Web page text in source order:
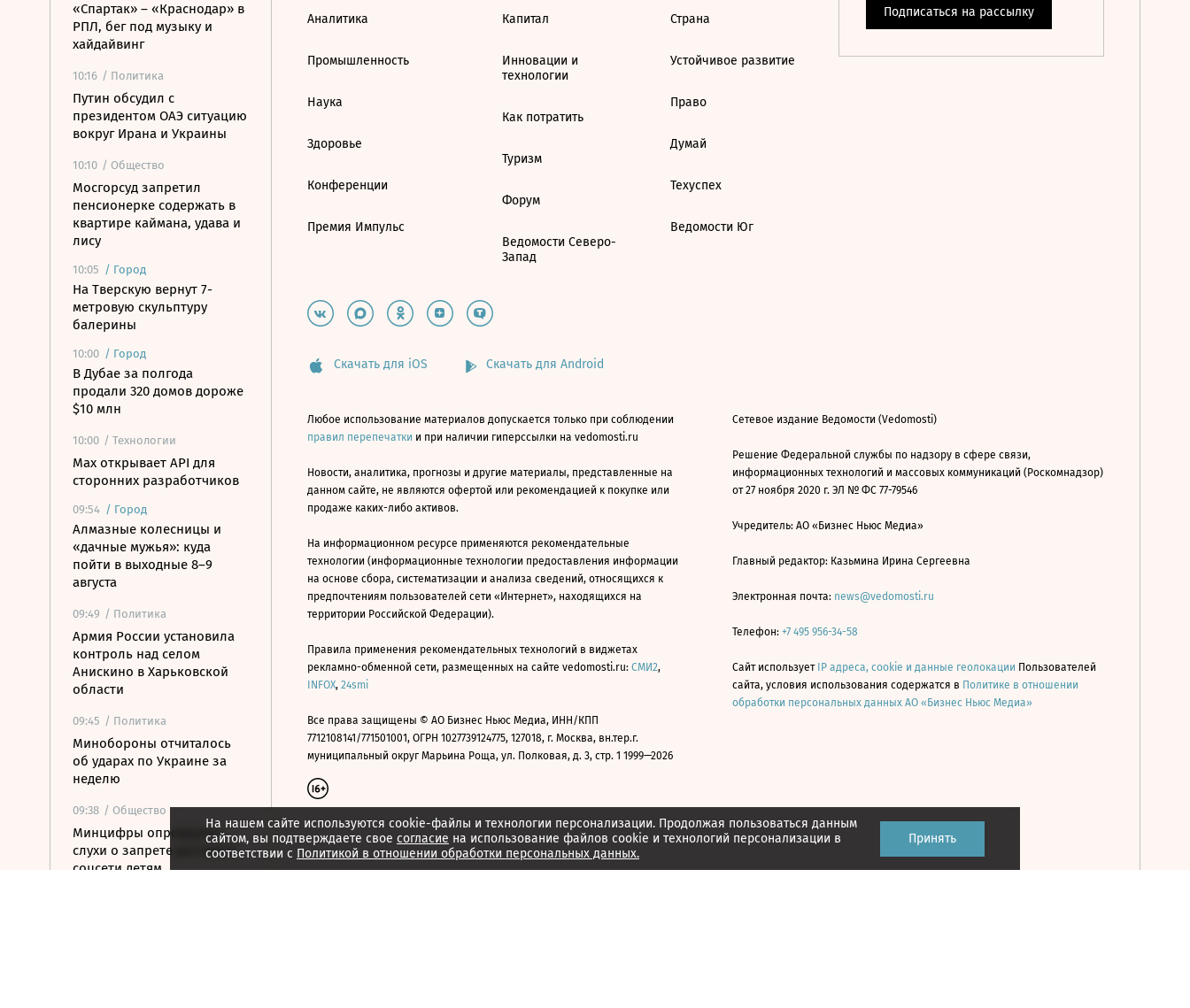
«Спартак» – «Краснодар» в
РПЛ, бег под музыку и
хайдайвинг
10:16 / Политика
Путин обсудил с
президентом ОАЭ ситуацию
вокруг Ирана и Украины
10:10 / Общество
Мосгорсуд запретил
пенсионерке содержать в
квартире каймана, удава и
лису
10:05 / Город
На Тверскую вернут 7-
метровую скульптуру
балерины
10:00 / Город
В Дубае за полгода
продали 320 домов дороже
$10 млн
10:00 / Технологии
Mах открывает API для
сторонних разработчиков
09:54 / Город
Алмазные колесницы и
«дачные мужья»: куда
пойти в выходные 8–9
августа
09:49 / Политика
Армия России установила
контроль над селом
Анискино в Харьковской
области
09:45 / Политика
Минобороны отчиталось
об ударах по Украине за
неделю
09:38 / Общество
Минцифры опровергло
слухи о запрете доступа в
соцсети детям
На нашем сайте используются cookie-файлы и технологии персонализации. Продолжая пользоваться данным
сайтом, вы подтверждаете свое согласие на использование файлов cookie и технологий персонализации в
соответствии с Политикой в отношении обработки персональных данных.
Принять
Аналитика
Промышленность
Наука
Здоровье
Конференции
Премия Импульс
Капитал
Инновации и
технологии
Как потратить
Туризм
Форум
Ведомости Северо-
Запад
Страна
Устойчивое развитие
Право
Думай
Техуспех
Ведомости Юг
Скачать для iOS Скачать для Android
Любое использование материалов допускается только при соблюдении
правил перепечатки и при наличии гиперссылки на vedomosti.ru
Новости, аналитика, прогнозы и другие материалы, представленные на
данном сайте, не являются офертой или рекомендацией к покупке или
продаже каких-либо активов.
На информационном ресурсе применяются рекомендательные
технологии (информационные технологии предоставления информации
на основе сбора, систематизации и анализа сведений, относящихся к
предпочтениям пользователей сети «Интернет», находящихся на
территории Российской Федерации).
Правила применения рекомендательных технологий в виджетах
рекламно-обменной сети, размещенных на сайте vedomosti.ru: СМИ2,
INFOX, 24smi
Все права защищены © АО Бизнес Ньюс Медиа, ИНН/КПП
7712108141/771501001, ОГРН 1027739124775, 127018, г. Москва, вн.тер.г.
муниципальный округ Марьина Роща, ул. Полковая, д. 3, стр. 1 1999—2026
Сетевое издание Ведомости (Vedomosti)
Решение Федеральной службы по надзору в сфере связи,
информационных технологий и массовых коммуникаций (Роскомнадзор)
от 27 ноября 2020 г. ЭЛ № ФС 77-79546
Учредитель: АО «Бизнес Ньюс Медиа»
Главный редактор: Казьмина Ирина Сергеевна
Электронная почта: news@vedomosti.ru
Телефон: +7 495 956-34-58
Сайт использует IP адреса, cookie и данные геолокации Пользователей
сайта, условия использования содержатся в Политике в отношении
обработки персональных данных АО «Бизнес Ньюс Медиа»